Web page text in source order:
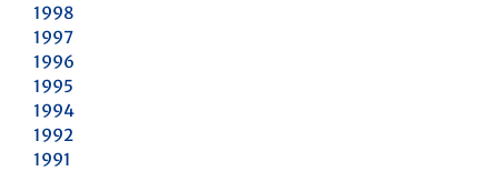
1998
1997
1996
1995
1994
1992
1991